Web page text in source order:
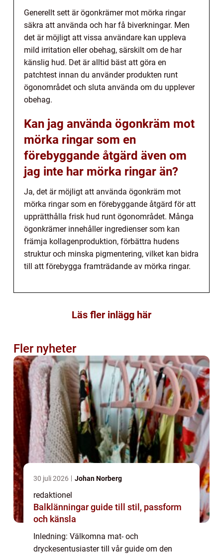
Generellt sett är ögonkrämer mot mörka ringar
säkra att använda och har få biverkningar. Men
det är möjligt att vissa användare kan uppleva
mild irritation eller obehag, särskilt om de har
känslig hud. Det är alltid bäst att göra en
patchtest innan du använder produkten runt
ögonområdet och sluta använda om du upplever
obehag.
Kan jag använda ögonkräm mot
mörka ringar som en
förebyggande åtgärd även om
jag inte har mörka ringar än?
Ja, det är möjligt att använda ögonkräm mot
mörka ringar som en förebyggande åtgärd för att
upprätthålla frisk hud runt ögonområdet. Många
ögonkrämer innehåller ingredienser som kan
främja kollagenproduktion, förbättra hudens
struktur och minska pigmentering, vilket kan bidra
till att förebygga framträdande av mörka ringar.
Läs fler inlägg här
Fler nyheter
30 juli 2026 Johan Norberg
redaktionel
Balklänningar guide till stil, passform
och känsla
Inledning: Välkomna mat- och
dryckesentusiaster till vår guide om den